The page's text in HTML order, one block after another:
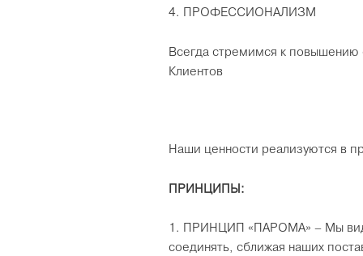
4. ПРОФЕССИОНАЛИЗМ
Всегда стремимся к
Клиентов
Наши ценности реализуются в
ПРИНЦИПЫ:
1. ПРИНЦИП «ПАРОМА» – Мы
соединять, сближая наших